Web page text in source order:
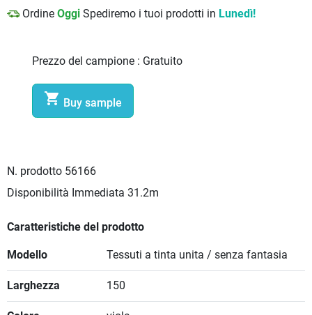
Ordine Oggi Spediremo i tuoi prodotti in Lunedì!
Prezzo del campione : Gratuito
 Buy sample
N. prodotto 56166
Disponibilità Immediata 31.2m
Caratteristiche del prodotto
Modello Tessuti a tinta unita / senza fantasia
Larghezza 150